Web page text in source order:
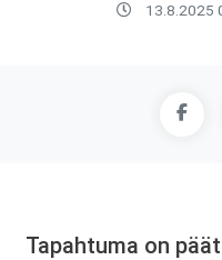
13.8.2025
Tapahtuma on